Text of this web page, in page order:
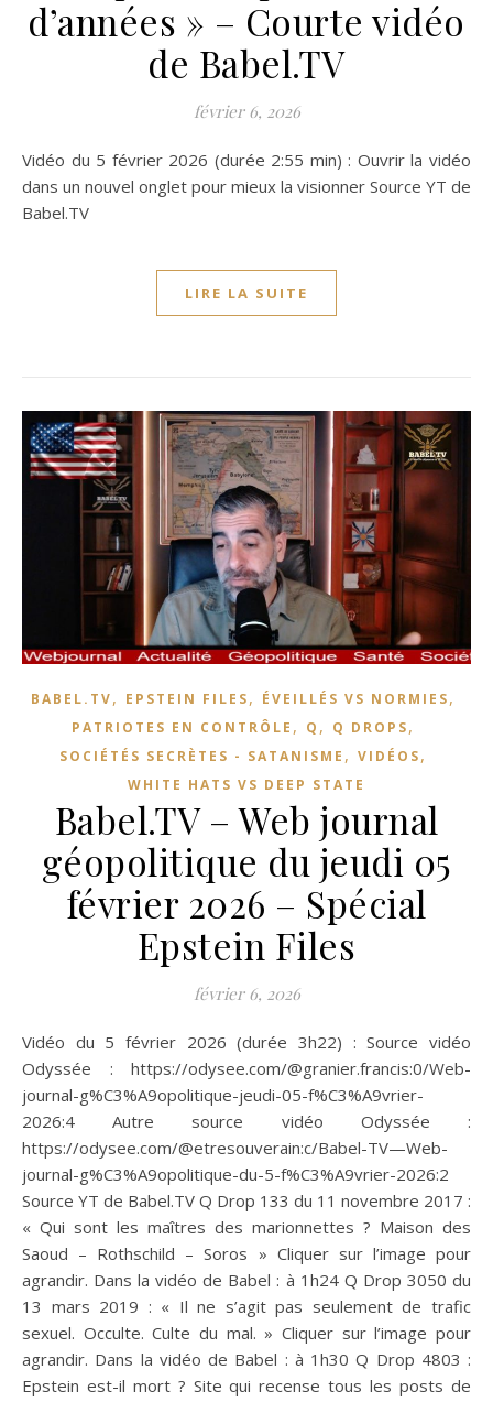
d’années » – Courte vidéo
de Babel.TV
février 6, 2026
Vidéo du 5 février 2026 (durée 2:55 min) : Ouvrir la vidéo
dans un nouvel onglet pour mieux la visionner Source YT de
Babel.TV
LIRE LA SUITE
BABEL.TV, EPSTEIN FILES, ÉVEILLÉS VS NORMIES,
PATRIOTES EN CONTRÔLE , Q , Q DROPS,
SOCIÉTÉS SECRÈTES - SATANISME , VIDÉOS,
WHITE HATS VS DEEP STATE
Babel.TV – Web journal
géopolitique du jeudi 05
février 2026 – Spécial
Epstein Files
février 6, 2026
Vidéo du 5 février 2026 (durée 3h22) : Source vidéo
Odyssée : https://odysee.com/@granier.francis:0/Web-
journal-g%C3%A9opolitique-jeudi-05-f%C3%A9vrier-
2026:4 Autre source vidéo Odyssée :
https://odysee.com/@etresouverain:c/Babel-TV—Web-
journal-g%C3%A9opolitique-du-5-f%C3%A9vrier-2026:2
Source YT de Babel.TV Q Drop 133 du 11 novembre 2017 :
« Qui sont les maîtres des marionnettes ? Maison des
Saoud – Rothschild – Soros » Cliquer sur l’image pour
agrandir. Dans la vidéo de Babel : à 1h24 Q Drop 3050 du
13 mars 2019 : « Il ne s’agit pas seulement de trafic
sexuel. Occulte. Culte du mal. » Cliquer sur l’image pour
agrandir. Dans la vidéo de Babel : à 1h30 Q Drop 4803 :
Epstein est-il mort ? Site qui recense tous les posts de